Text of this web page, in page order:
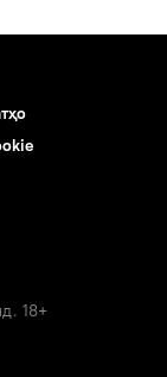
18+